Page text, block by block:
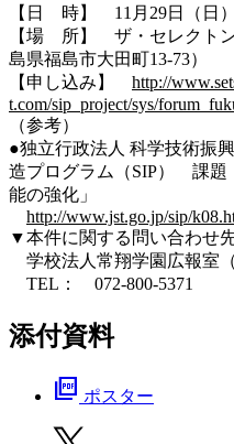
【日 時】 11月29日（日）
【場 所】 ザ・セレクト
島県福島市大田町13-73）
【申し込み】 http://
t.com/sip_project/sys/
（参考）
●独立行政法人 科学技術振
造プログラム（SIP） 課題
能の強化」
http://www.jst.go.jp/sip/
▼本件に関する問い合わせ
学校法人常翔学園広報室
TEL： 072-800-5371
添付資料
picture_as_pdf ポスター